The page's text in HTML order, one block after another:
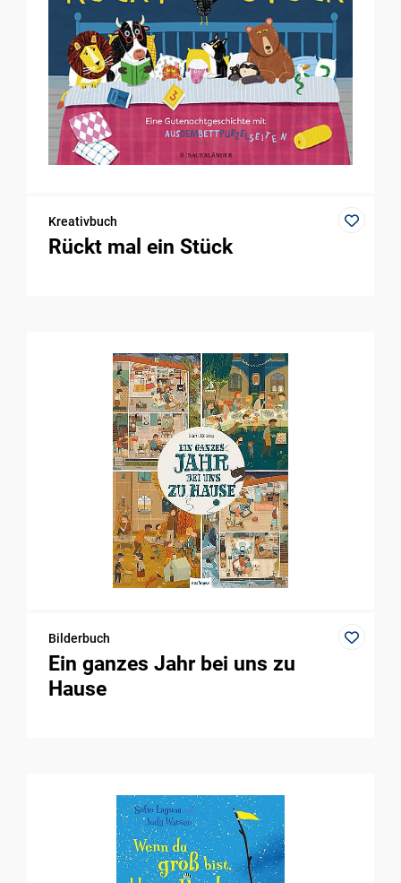
Kreativbuch
Rückt mal ein Stück
Bilderbuch
Ein ganzes Jahr bei uns zu
Hause